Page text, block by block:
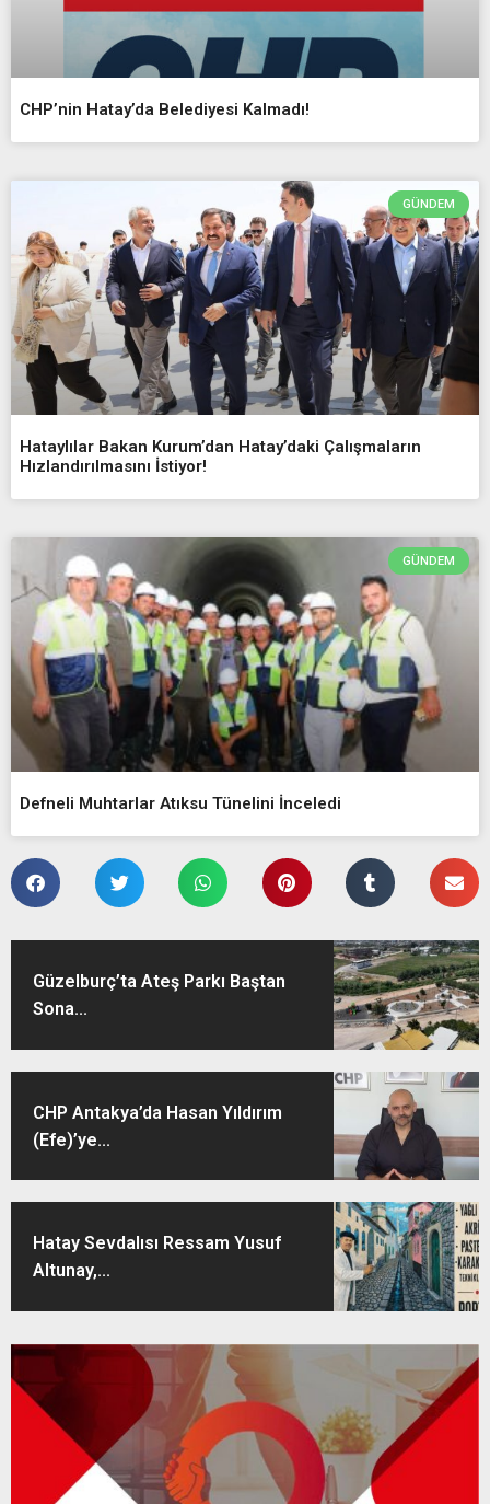
CHP’nin Hatay’da Belediyesi Kalmadı!
GÜNDEM
Hataylılar Bakan Kurum’dan Hatay’daki Çalışmaların
Hızlandırılmasını İstiyor!
GÜNDEM
Defneli Muhtarlar Atıksu Tünelini İnceledi
Güzelburç’ta Ateş Parkı Baştan
Sona...
CHP Antakya’da Hasan Yıldırım
(Efe)’ye...
Hatay Sevdalısı Ressam Yusuf
Altunay,...